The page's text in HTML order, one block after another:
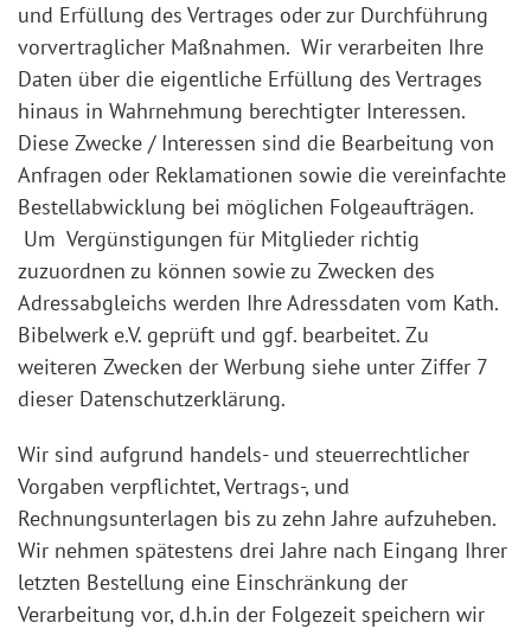
und Erfüllung des Vertrages oder zur Durchführung
vorvertraglicher Maßnahmen. Wir verarbeiten Ihre
Daten über die eigentliche Erfüllung des Vertrages
hinaus in Wahrnehmung berechtigter Interessen.
Diese Zwecke / Interessen sind die Bearbeitung von
Anfragen oder Reklamationen sowie die vereinfachte
Bestellabwicklung bei möglichen Folgeaufträgen.
Um Vergünstigungen für Mitglieder richtig
zuzuordnen zu können sowie zu Zwecken des
Adressabgleichs werden Ihre Adressdaten vom Kath.
Bibelwerk e.V. geprüft und ggf. bearbeitet. Zu
weiteren Zwecken der Werbung siehe unter Ziffer 7
dieser Datenschutzerklärung.
Wir sind aufgrund handels- und steuerrechtlicher
Vorgaben verpflichtet, Vertrags-, und
Rechnungsunterlagen bis zu zehn Jahre aufzuheben.
Wir nehmen spätestens drei Jahre nach Eingang Ihrer
letzten Bestellung eine Einschränkung der
Verarbeitung vor, d.h.in der Folgezeit speichern wir